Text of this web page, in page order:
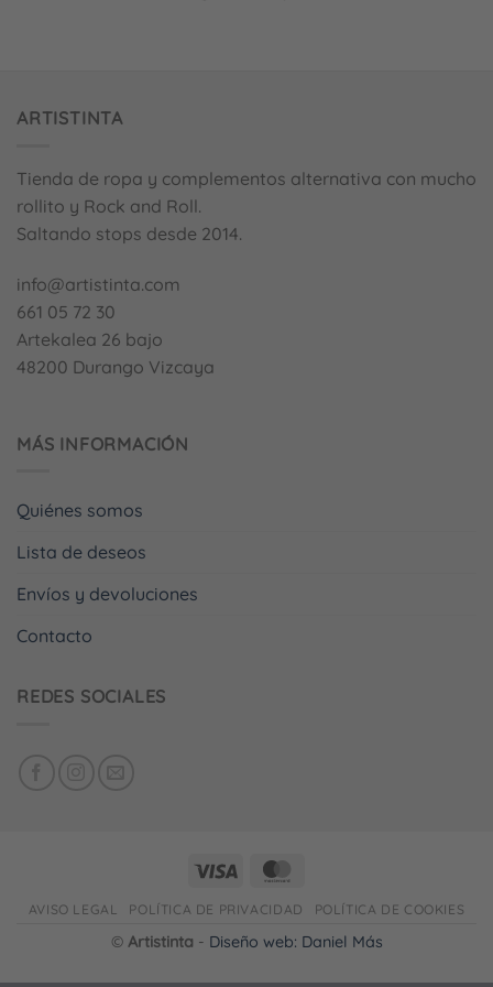
ARTISTINTA
Tienda de ropa y complementos alternativa con mucho
rollito y Rock and Roll.
Saltando stops desde 2014.
info@artistinta.com
661 05 72 30
Artekalea 26 bajo
48200 Durango Vizcaya
MÁS INFORMACIÓN
Quiénes somos
Lista de deseos
Envíos y devoluciones
Contacto
REDES SOCIALES
AVISO LEGAL POLÍTICA DE PRIVACIDAD POLÍTICA DE COOKIES
© Artistinta - Diseño web: Daniel Más